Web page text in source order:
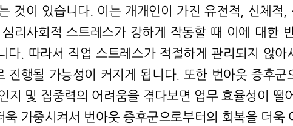
것이 있습니다. 이는 개개인이 가진 유전적, 신체적,
리사회적 스트레스가 강하게 작동할 때 이에 대한
. 따라서 직업 스트레스가 적절하게 관리되지 않아
행될 가능성이 커지게 됩니다. 또한 번아웃 증후군
및 집중력의 어려움을 겪다보면 업무 효율성이 떨
가중시켜서 번아웃 증후군으로부터의 회복을 더욱